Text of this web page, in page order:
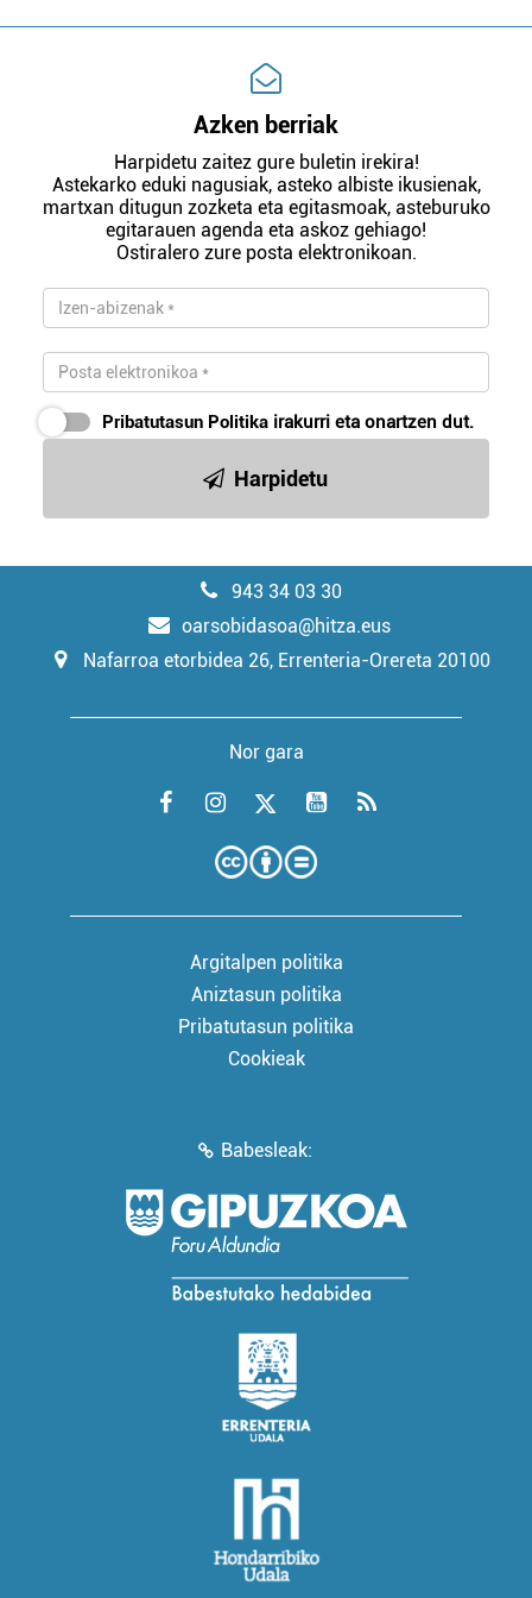
Azken berriak
Harpidetu zaitez gure buletin irekira!
Astekarko eduki nagusiak, asteko albiste ikusienak,
martxan ditugun zozketa eta egitasmoak, asteburuko
egitarauen agenda eta askoz gehiago!
Ostiralero zure posta elektronikoan.
Pribatutasun Politika irakurri eta onartzen dut.
Harpidetu
943 34 03 30
oarsobidasoa@hitza.eus
Nafarroa etorbidea 26, Errenteria-Orereta 20100
Nor gara
Argitalpen politika
Aniztasun politika
Pribatutasun politika
Cookieak
Babesleak: